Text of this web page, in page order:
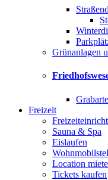
Grünanlagen
Freizeit
Sauna & Spa
Eislaufen
Location
Tickets kaufen